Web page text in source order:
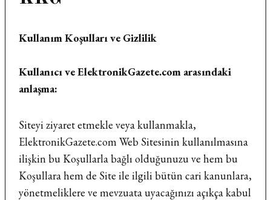
Kullanım Koşulları ve Gizlilik
Kullanıcı ve ElektronikGazete.com arasındaki
anlaşma:
Siteyi ziyaret etmekle veya kullanmakla,
ElektronikGazete.com Web Sitesinin kullanılmasına
ilişkin bu Koşullarla bağlı olduğunuzu ve hem bu
Koşullara hem de Site ile ilgili bütün cari kanunlara,
yönetmeliklere ve mevzuata uyacağınızı açıkça kabul